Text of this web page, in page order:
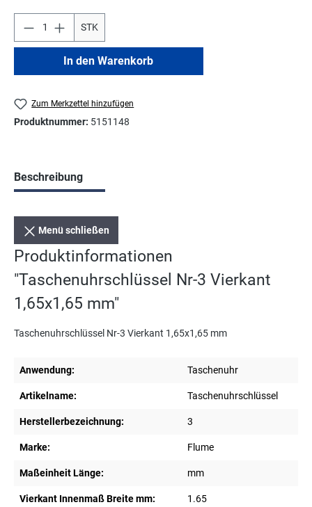
STK
In den Warenkorb
Zum Merkzettel hinzufügen
Produktnummer: 5151148
Beschreibung
Menü schließen
Produktinformationen
"Taschenuhrschlüssel Nr-3 Vierkant
1,65x1,65 mm"
Taschenuhrschlüssel Nr-3 Vierkant 1,65x1,65 mm
Anwendung: Taschenuhr
Artikelname: Taschenuhrschlüssel
Herstellerbezeichnung: 3
Marke: Flume
Maßeinheit Länge: mm
Vierkant Innenmaß Breite mm: 1.65